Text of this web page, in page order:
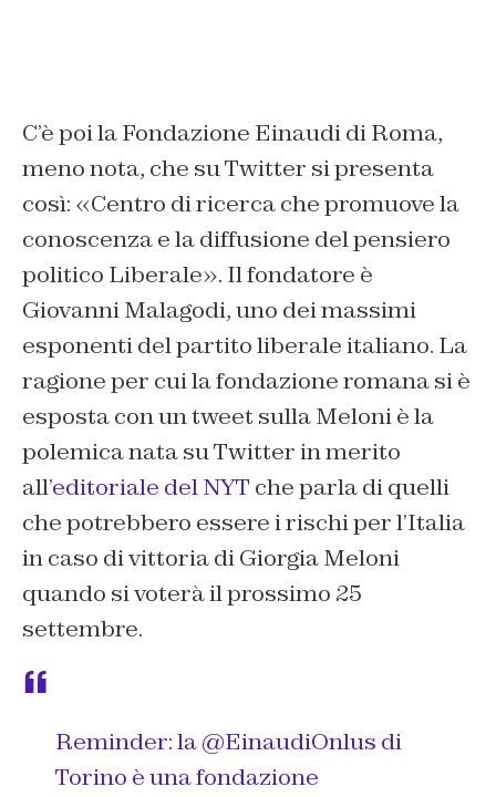
C’è poi la Fondazione Einaudi di Roma,
meno nota, che su Twitter si presenta
così: «Centro di ricerca che promuove la
conoscenza e la diffusione del pensiero
politico Liberale». Il fondatore è
Giovanni Malagodi, uno dei massimi
esponenti del partito liberale italiano. La
ragione per cui la fondazione romana si è
esposta con un tweet sulla Meloni è la
polemica nata su Twitter in merito
all’editoriale del NYT che parla di quelli
che potrebbero essere i rischi per l’Italia
in caso di vittoria di Giorgia Meloni
quando si voterà il prossimo 25
settembre.
Reminder: la@EinaudiOnlus di
Torino è una fondazione